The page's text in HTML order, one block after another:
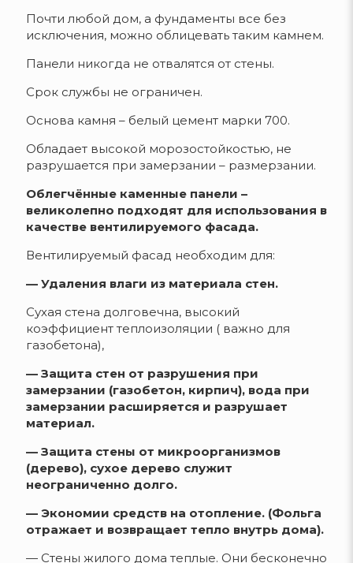
Почти любой дом, а фундаменты все без
исключения, можно облицевать таким камнем.
Панели никогда не отвалятся от стены.
Срок службы не ограничен.
Основа камня – белый цемент марки 700.
Обладает высокой морозостойкостью, не
разрушается при замерзании – размерзании.
Облегчённые каменные панели –
великолепно подходят для использования в
качестве вентилируемого фасада.
Вентилируемый фасад необходим для:
— Удаления влаги из материала стен.
Сухая стена долговечна, высокий
коэффициент теплоизоляции ( важно для
газобетона),
— Защита стен от разрушения при
замерзании (газобетон, кирпич), вода при
замерзании расширяется и разрушает
материал.
— Защита стены от микроорганизмов
(дерево), сухое дерево служит
неограниченно долго.
— Экономии средств на отопление. (Фольга
отражает и возвращает тепло внутрь дома).
— Стены жилого дома теплые. Они бесконечно